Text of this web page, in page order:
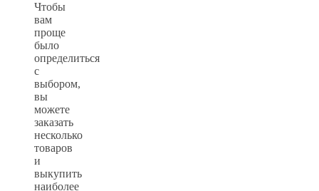
Чтобы
вам
проще
было
определиться
с
выбором,
вы
можете
заказать
несколько
товаров
и
выкупить
наиболее